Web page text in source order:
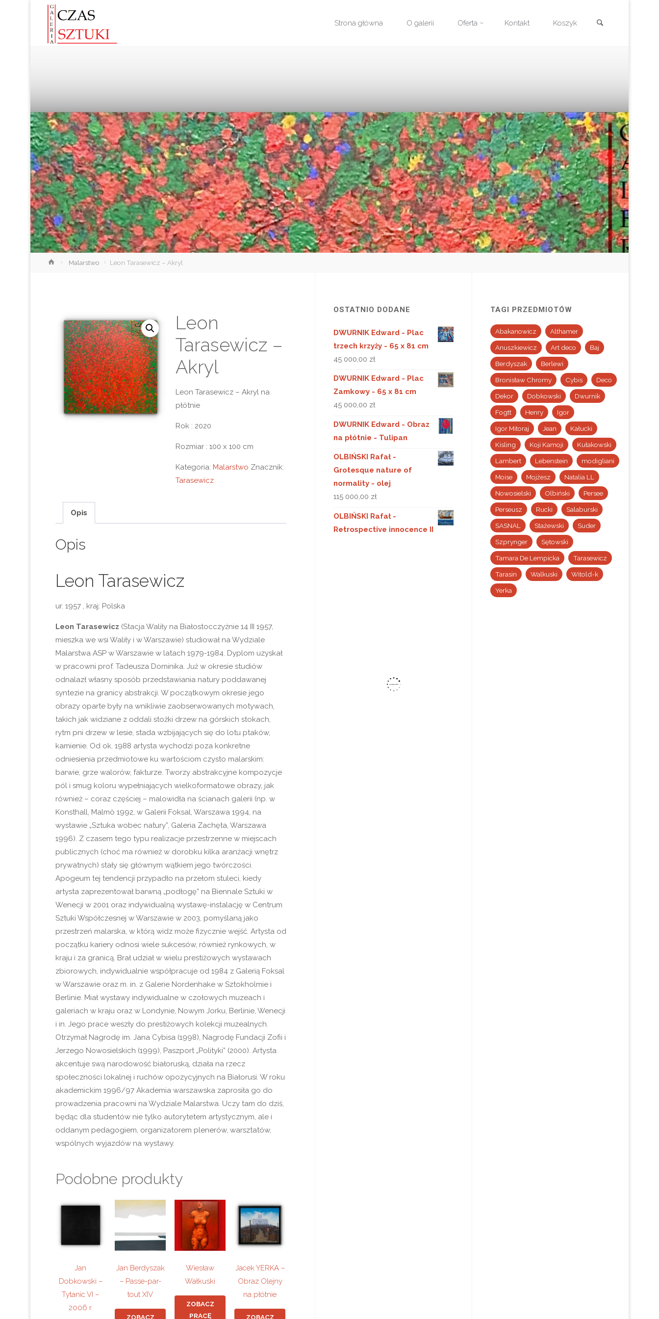
Strona główna O galerii Oferta Kontakt Koszyk
StronaMalarstwo Leon Tarasewicz – Akryl
Leon
Tarasewicz –
Akryl
Leon Tarasewicz – Akryl na
płótnie
Rok : 2020
Rozmiar : 100 x 100 cm
Kategoria: Malarstwo Znacznik:
Tarasewicz
Opis
Opis
Leon Tarasewicz
ur. 1957 , kraj: Polska
Leon Tarasewicz (Stacja Waliły na Białostocczyźnie 14 III 1957,
mieszka we wsi Waliły i w Warszawie) studiował na Wydziale
Malarstwa ASP w Warszawie w latach 1979-1984. Dyplom uzyskał
w pracowni prof. Tadeusza Dominika. Już w okresie studiów
odnalazł własny sposób przedstawiania natury poddawanej
syntezie na granicy abstrakcji. W początkowym okresie jego
obrazy oparte były na wnikliwie zaobserwowanych motywach,
takich jak widziane z oddali stożki drzew na górskich stokach,
rytm pni drzew w lesie, stada wzbijających się do lotu ptaków,
kamienie. Od ok. 1988 artysta wychodzi poza konkretne
odniesienia przedmiotowe ku wartościom czysto malarskim:
barwie, grze walorów, fakturze. Tworzy abstrakcyjne kompozycje
pól i smug koloru wypełniających wielkoformatowe obrazy, jak
również – coraz częściej – malowidła na ścianach galerii (np. w
Konsthall, Malmö 1992, w Galerii Foksal, Warszawa 1994, na
wystawie „Sztuka wobec natury”, Galeria Zachęta, Warszawa
1996). Z czasem tego typu realizacje przestrzenne w miejscach
publicznych (choć ma również w dorobku kilka aranżacji wnętrz
prywatnych) stały się głównym wątkiem jego twórczości.
Apogeum tej tendencji przypadło na przełom stuleci, kiedy
artysta zaprezentował barwną „podłogę” na Biennale Sztuki w
Wenecji w 2001 oraz indywidualną wystawę-instalację w Centrum
Sztuki Współczesnej w Warszawie w 2003, pomyślaną jako
przestrzeń malarska, w którą widz może fizycznie wejść. Artysta od
początku kariery odnosi wiele sukcesów, również rynkowych, w
kraju i za granicą. Brał udział w wielu prestiżowych wystawach
zbiorowych, indywidualnie współpracuje od 1984 z Galerią Foksal
w Warszawie oraz m. in. z Galerie Nordenhake w Sztokholmie i
Berlinie. Miał wystawy indywidualne w czołowych muzeach i
galeriach w kraju oraz w Londynie, Nowym Jorku, Berlinie, Wenecji
i in. Jego prace weszły do prestiżowych kolekcji muzealnych.
Otrzymał Nagrodę im. Jana Cybisa (1998), Nagrodę Fundacji Zofii i
Jerzego Nowosielskich (1999), Paszport „Polityki” (2000). Artysta
akcentuje swą narodowość białoruską, działa na rzecz
społeczności lokalnej i ruchów opozycyjnych na Białorusi. W roku
akademickim 1996/97 Akademia warszawska zaprosiła go do
prowadzenia pracowni na Wydziale Malarstwa. Uczy tam do dziś,
będąc dla studentów nie tylko autorytetem artystycznym, ale i
oddanym pedagogiem, organizatorem plenerów, warsztatów,
wspólnych wyjazdów na wystawy.
Podobne produkty
Jan
Dobkowski –
Tytanic VI –
2006 r.
Jan Berdyszak
– Passe-par-
tout XIV
ZOBACZ
Wiesław
Wałkuski
ZOBACZ
PRACĘ
Jacek YERKA –
Obraz Olejny
na płótnie
ZOBACZ
OSTATNIO DODANE
DWURNIK Edward - Plac
trzech krzyży - 65 x 81 cm
45 000,00 zł
DWURNIK Edward - Plac
Zamkowy - 65 x 81 cm
45 000,00 zł
DWURNIK Edward - Obraz
na płótnie - Tulipan
OLBIŃSKI Rafał -
Grotesque nature of
normality - olej
115 000,00 zł
OLBIŃSKI Rafał -
Retrospective innocence II
TAGI PRZEDMIOTÓW
Abakanowicz Althamer
Anuszkiewicz Art deco Baj
Berdyszak Berlewi
Bronisław Chromy Cybis Deco
Dekor Dobkowski Dwurnik
Fogtt Henry Igor
Igor Mitoraj Jean Kałucki
Kisling Koji Kamoji Kułakowski
Lambert Lebenstein modigliani
Moise Mojżesz Natalia LL
Nowosielski Olbiński Persee
Perseusz Rucki Salaburski
SASNAL Stażewski Suder
Szprynger Sętowski
Tamara De Lempicka Tarasewicz
Tarasin Walkuski Witold-k
Yerka